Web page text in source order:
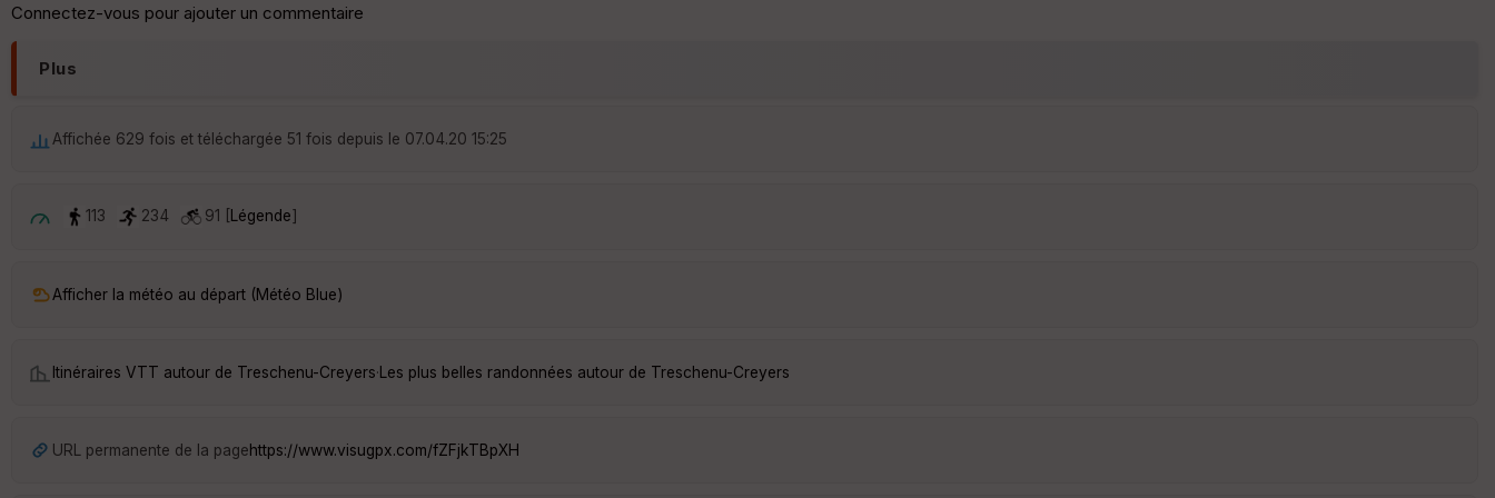
Connectez-vous pour ajouter un commentaire
Plus
Affichée 629 fois et téléchargée 51 fois depuis le 07.04.20 15:25
113 234 91 [ Légende]
Afficher la météo au départ (Météo Blue)
Itinéraires VTT autour de Treschenu-Creyers· Les plus belles randonnées autour de Treschenu-Creyers
URL permanente de la pagehttps://www.visugpx.com/fZFjkTBpXH